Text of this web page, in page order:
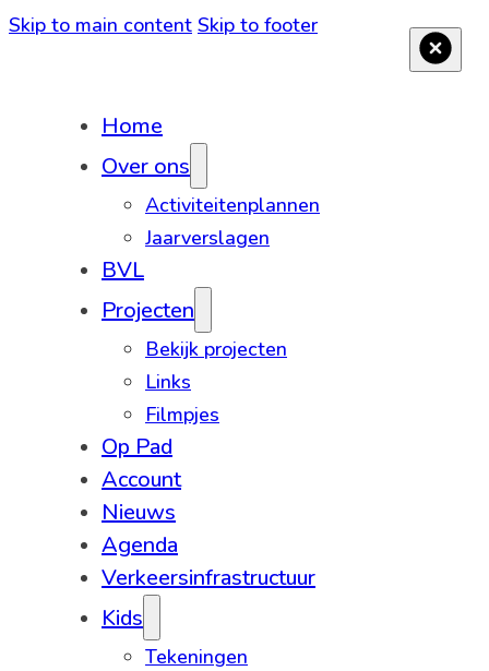
Skip to main content Skip to footer
Home
Over ons
Activiteitenplannen
Jaarverslagen
BVL
Projecten
Bekijk projecten
Links
Filmpjes
Op Pad
Account
Nieuws
Agenda
Verkeersinfrastructuur
Kids
Tekeningen